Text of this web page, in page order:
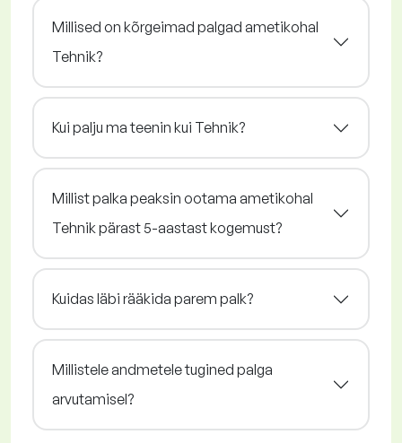
Millised on kõrgeimad palgad ametikohal
Tehnik?
Kui palju ma teenin kui Tehnik?
Millist palka peaksin ootama ametikohal
Tehnik pärast 5-aastast kogemust?
Kuidas läbi rääkida parem palk?
Millistele andmetele tugined palga
arvutamisel?